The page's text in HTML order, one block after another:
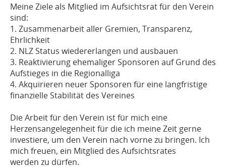
Meine Ziele als Mitglied im Aufsichtsrat für den Verein
sind:
1. Zusammenarbeit aller Gremien, Transparenz,
Ehrlichkeit
2. NLZ Status wiedererlangen und ausbauen
3. Reaktivierung ehemaliger Sponsoren auf Grund des
Aufstieges in die Regionalliga
4. Akquirieren neuer Sponsoren für eine langfristige
finanzielle Stabilität des Vereines
Die Arbeit für den Verein ist für mich eine
Herzensangelegenheit für die ich meine Zeit gerne
investiere, um den Verein nach vorne zu bringen. Ich
mich freuen, ein Mitglied des Aufsichtsrates
werden zu dürfen.